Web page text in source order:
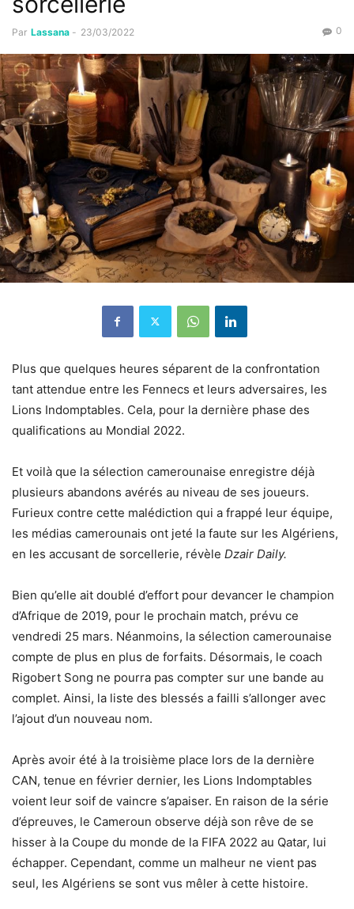
Par Lassana - 23/03/2022 0
Plus que quelques heures séparent de la confrontation
tant attendue entre les Fennecs et leurs adversaires, les
Lions Indomptables. Cela, pour la dernière phase des
qualifications au Mondial 2022.
Et voilà que la sélection camerounaise enregistre déjà
plusieurs abandons avérés au niveau de ses joueurs.
Furieux contre cette malédiction qui a frappé leur équipe,
les médias camerounais ont jeté la faute sur les Algériens,
en les accusant de sorcellerie, révèle Dzair Daily.
Bien qu’elle ait doublé d’effort pour devancer le champion
d’Afrique de 2019, pour le prochain match, prévu ce
vendredi 25 mars. Néanmoins, la sélection camerounaise
compte de plus en plus de forfaits. Désormais, le coach
Rigobert Song ne pourra pas compter sur une bande au
complet. Ainsi, la liste des blessés a failli s’allonger avec
l’ajout d’un nouveau nom.
Après avoir été à la troisième place lors de la dernière
CAN, tenue en février dernier, les Lions Indomptables
voient leur soif de vaincre s’apaiser. En raison de la série
d’épreuves, le Cameroun observe déjà son rêve de se
hisser à la Coupe du monde de la FIFA 2022 au Qatar, lui
échapper. Cependant, comme un malheur ne vient pas
seul, les Algériens se sont vus mêler à cette histoire.